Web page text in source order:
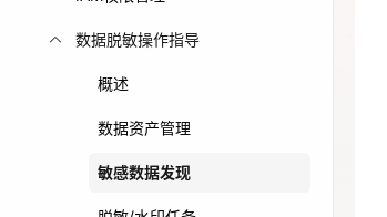
数据脱敏操作指导
概述
数据资产管理
敏感数据发现